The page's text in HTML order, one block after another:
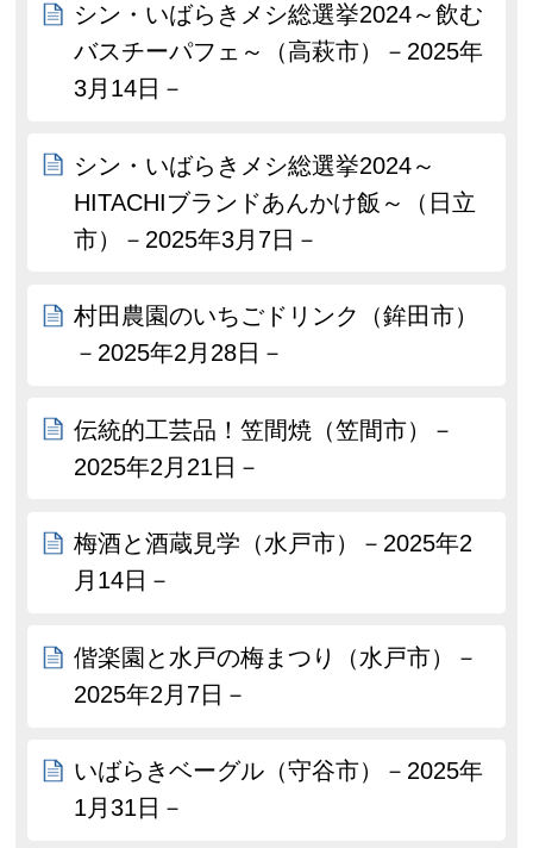
シン・いばらきメシ総選挙2024～飲む
バスチーパフェ～（高萩市）－2025年
3月14日－
シン・いばらきメシ総選挙2024～
HITACHIブランドあんかけ飯～（日立
市）－2025年3月7日－
村田農園のいちごドリンク（鉾田市）
－2025年2月28日－
伝統的工芸品！笠間焼（笠間市）－
2025年2月21日－
梅酒と酒蔵見学（水戸市）－2025年2
月14日－
偕楽園と水戸の梅まつり（水戸市）－
2025年2月7日－
いばらきベーグル（守谷市）－2025年
1月31日－